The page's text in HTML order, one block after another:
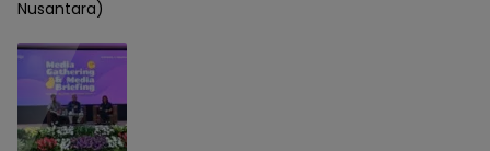
Nusantara)